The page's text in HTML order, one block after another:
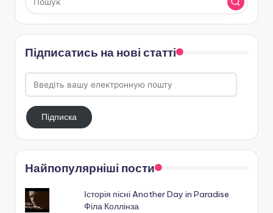
Підписатись на нові статті
Введіть
вашу
електронную
поштуПідписка
Найпопулярніші пости
Історія пісні Another Day in Paradise
Філа Коллінза